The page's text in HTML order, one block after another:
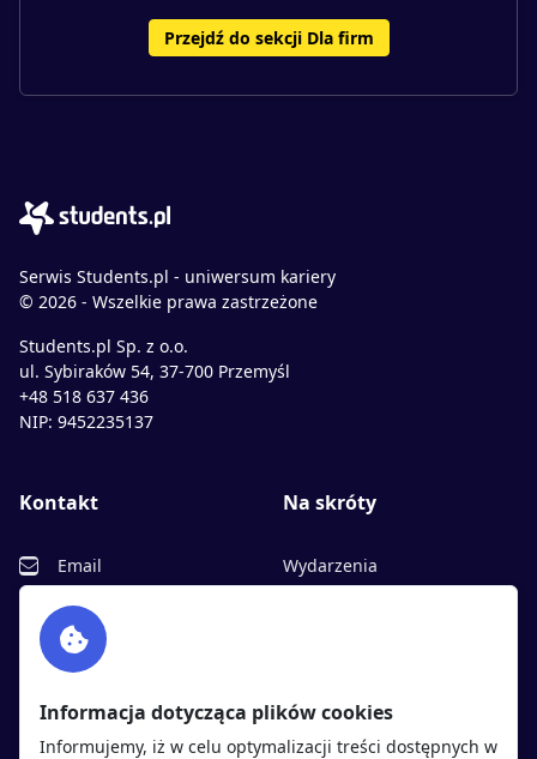
Przejdź do sekcji Dla firm
Serwis Students.pl - uniwersum kariery
© 2026 - Wszelkie prawa zastrzeżone
Students.pl Sp. z o.o.
ul. Sybiraków 54, 37-700 Przemyśl
+48 518 637 436
NIP: 9452235137
Kontakt
Email
Facebook
Twitter
Na skróty
Wydarzenia
Polityka cookies
Polityka prywatności
Informacja dotycząca plików cookies
Informujemy, iż w celu optymalizacji treści dostępnych w